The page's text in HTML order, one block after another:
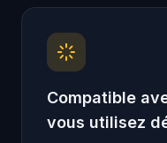
Compatible
vous utilisez